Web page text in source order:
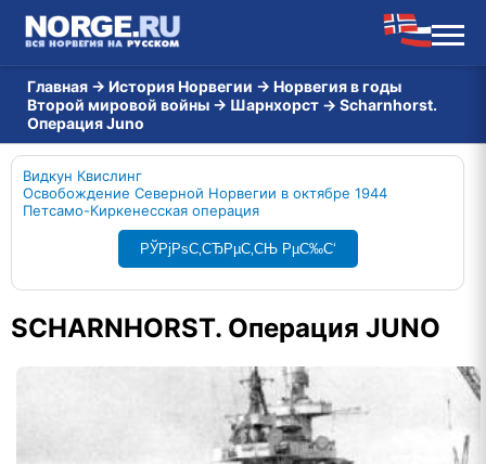
Главная → История Норвегии → Норвегия в годы
Второй мировой войны → Шарнхорст → Scharnhorst.
Операция Juno
Видкун Квислинг
Освобождение Северной Норвегии в октябре 1944
Петсамо-Киркенесская операция
РЎРјРѕС‚СЂРµС‚СЊ РµС‰С‘
SCHARNHORST. Операция JUNO